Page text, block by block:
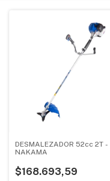
DESMALEZADOR 52cc 2T -
NAKAMA
$168.693,59